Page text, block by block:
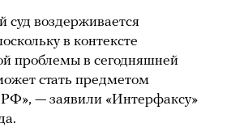
суд воздерживается
в контексте
проблемы в сегодняшней
стать предметом
— заявили «Интерфаксу»